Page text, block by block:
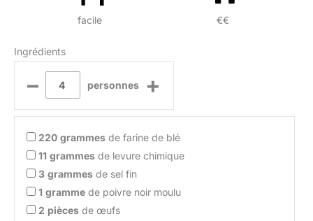
facile €€
Ingrédients
– personnes +
220 grammes de farine de blé
11 grammes de levure chimique
3 grammes de sel fin
1 gramme de poivre noir moulu
2 pièces de œufs